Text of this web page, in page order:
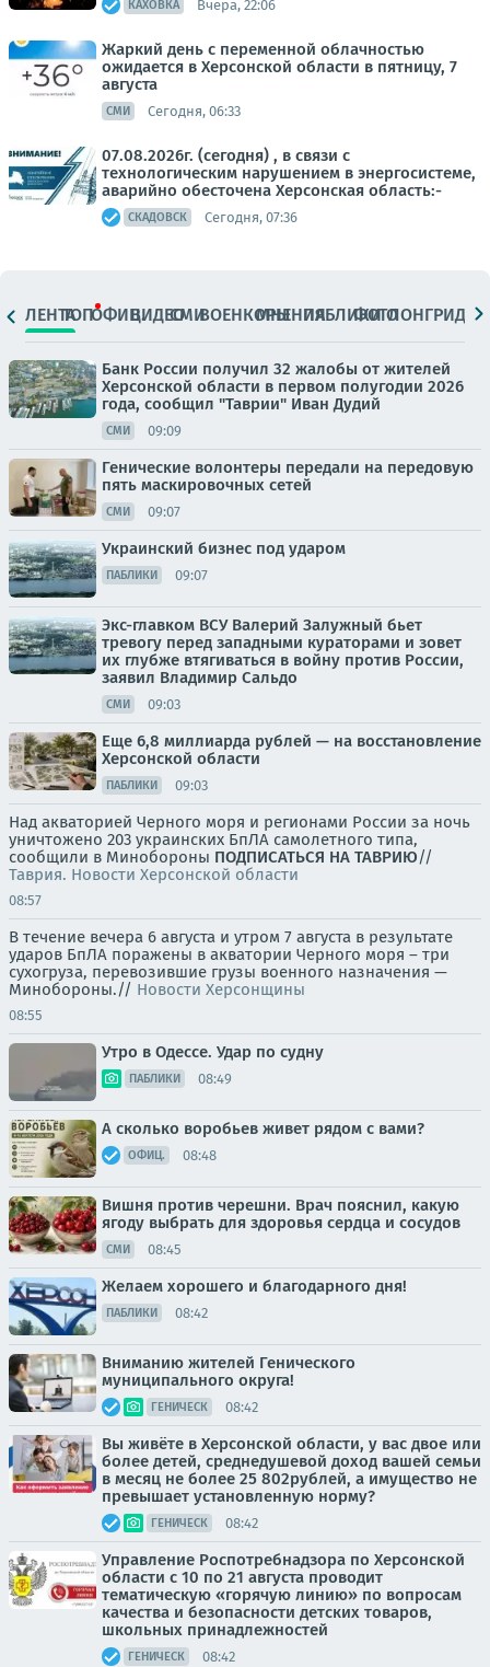
КАХОВКА Вчера, 22:06
Жаркий день с переменной облачностью
ожидается в Херсонской области в пятницу, 7
августа
СМИ Сегодня, 06:33
07.08.2026г. (сегодня) , в связи с
технологическим нарушением в энергосистеме,
аварийно обесточена Херсонская область:-
СКАДОВСК Сегодня, 07:36
ЛЕНТАТОПОФИЦ.ВИДЕОСМИВОЕНКОРЫМНЕНИЯПАБЛИКИ
ФОТОЛОНГРИДЫ
Банк России получил 32 жалобы от жителей
Херсонской области в первом полугодии 2026
года, сообщил "Таврии" Иван Дудий
СМИ 09:09
Генические волонтеры передали на передовую
пять маскировочных сетей
СМИ 09:07
Украинский бизнес под ударом
ПАБЛИКИ 09:07
Экс-главком ВСУ Валерий Залужный бьет
тревогу перед западными кураторами и зовет
их глубже втягиваться в войну против России,
заявил Владимир Сальдо
СМИ 09:03
Еще 6,8 миллиарда рублей — на восстановление
Херсонской области
ПАБЛИКИ 09:03
Над акваторией Черного моря и регионами России за ночь
уничтожено 203 украинских БпЛА самолетного типа,
сообщили в Минобороны ПОДПИСАТЬСЯ НА ТАВРИЮ//
Таврия. Новости Херсонской области
08:57
В течение вечера 6 августа и утром 7 августа в результате
ударов БпЛА поражены в акватории Черного моря – три
сухогруза, перевозившие грузы военного назначения —
Минобороны.// Новости Херсонщины
08:55
Утро в Одессе. Удар по судну
ПАБЛИКИ 08:49
А сколько воробьев живет рядом с вами?
ОФИЦ. 08:48
Вишня против черешни. Врач пояснил, какую
ягоду выбрать для здоровья сердца и сосудов
СМИ 08:45
Желаем хорошего и благодарного дня!
ПАБЛИКИ 08:42
Вниманию жителей Генического
муниципального округа!
ГЕНИЧЕСК 08:42
Вы живёте в Херсонской области, у вас двое или
более детей, среднедушевой доход вашей семьи
в месяц не более 25 802рублей, а имущество не
превышает установленную норму?
ГЕНИЧЕСК 08:42
Управление Роспотребнадзора по Херсонской
области с 10 по 21 августа проводит
тематическую «горячую линию» по вопросам
качества и безопасности детских товаров,
школьных принадлежностей
ГЕНИЧЕСК 08:42